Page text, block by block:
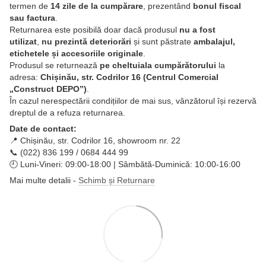
termen de 14 zile de la cumpărare , prezentând bonul fiscal
sau factura
Returnarea este posibilă doar dacă produsul nu a fost
utilizat nu prezintă deteriorări și sunt păstrate ambalajul,
etichetele și accesoriile originale
Produsul se returnează pe cheltuiala cumpărătorului la
adresa: Chișinău, str. Codrilor 16 (Centrul Comercial
„Construct DEPO”)
În cazul nerespectării condițiilor de mai sus, vânzătorul își rezervă
dreptul de a refuza returnarea.
Date de contact:
📍 Chișinău, str. Codrilor 16, showroom nr. 22
📞 (022) 836 199 / 0684 444 99
🕘 Luni-Vineri: 09:00-18:00 | Sâmbătă-Duminică: 10:00-16:00
Mai multe detalii - Schimb și Returnare